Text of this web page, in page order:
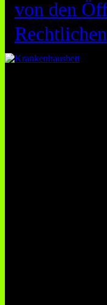
von den
Rechtlichen